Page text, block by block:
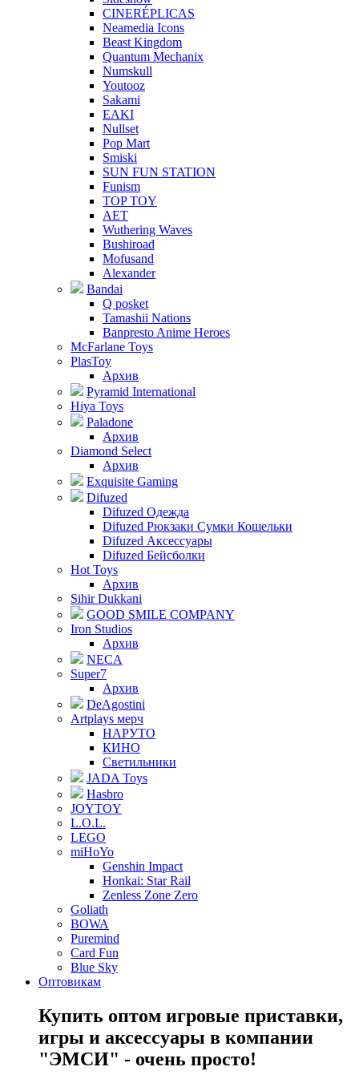
CINERÉPLICAS
Neamedia Icons
Beast Kingdom
Quantum Mechanix
Numskull
Youtooz
Sakami
EAKI
Nullset
Pop Mart
Smiski
SUN FUN STATION
Funism
TOP TOY
AET
Wuthering Waves
Bushiroad
Mofusand
Alexander
Bandai
Q posket
Tamashii Nations
Banpresto Anime Heroes
McFarlane Toys
PlasToy
Архив
Pyramid International
Hiya Toys
Paladone
Архив
Diamond Select
Архив
Exquisite Gaming
Difuzed
Difuzed Одежда
Difuzed Рюкзаки Сумки Кошельки
Difuzed Аксессуары
Difuzed Бейсболки
Hot Toys
Архив
Sihir Dukkani
GOOD SMILE COMPANY
Iron Studios
Архив
NECA
Super7
Архив
DeAgostini
Artplays мерч
НАРУТО
КИНО
Светильники
JADA Toys
Hasbro
JOYTOY
L.O.L.
LEGO
miHoYo
Genshin Impact
Honkai: Star Rail
Zenless Zone Zero
Goliath
BOWA
Puremind
Card Fun
Blue Sky
Оптовикам
Купить оптом игровые приставки,
игры и аксессуары в компании
"ЭМСИ" - очень просто!